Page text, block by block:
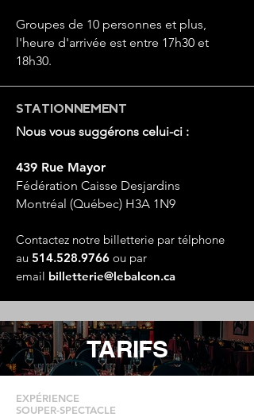
Groupes de 10 personnes et plus,
l'heure d'arrivée est entre 17h30 et
18h30.
STATIONNEMENT
Nous vous suggérons celui-ci :
439 Rue Mayor
Fédération Caisse Desjardins
Montréal (Québec) H3A 1N9
Contactez notre billetterie par télphone
au 514.528.9766 ou par
email billetterie@lebalcon.ca
TARIFS
EXPÉRIENCE
SOUPER-SPECTACLE